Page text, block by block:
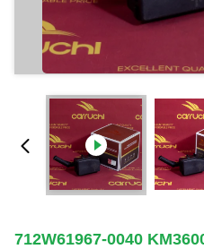
712W61967-0040